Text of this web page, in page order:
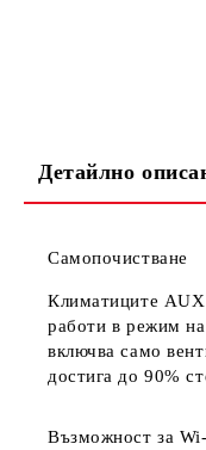
Детайлно
Самопочистване
Климатиците AUX
работи в режим на
включва само
достига до 90%
Възможност за